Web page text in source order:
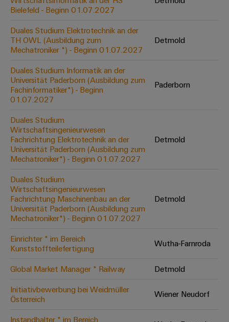
Abwasseraufbereitung
für
die
Wasser-
Abwasserindustrie
Wasserstoff
Wasserstoff
Schlüsseltechnologie
für
die
Energiewende
Effizienter
Betrieb
von
Windparks
Werkzeuge
Automaten
Software
Markierer
Industriedrucker
Cabinet
Infrastructure
Assemblierungsservice
Bestückte
Klemmenleisten
Modifizierte
und
bestückte
Kundenspezifische
Kabelkonfektionierung
Bielefeld - Beginn 01.07.2027
Duales Studium Elektrotechnik an der
TH OWL (Ausbildung zum
Mechatroniker *) - Beginn 01.07.2027
Detmold
Duales Studium Informatik an der
Universität Paderborn (Ausbildung zum
Fachinformatiker*) - Beginn
01.07.2027
Paderborn
Duales Studium
Wirtschaftsingenieurwesen
Fachrichtung Elektrotechnik an der
Universität Paderborn (Ausbildung zum
Mechatroniker*) - Beginn 01.07.2027
Detmold
Duales Studium
Wirtschaftsingenieurwesen
Fachrichtung Maschinenbau an der
Universität Paderborn (Ausbildung zum
Mechatroniker*) - Beginn 01.07.2027
Detmold
Einrichter * im Bereich
Kunststoffteilefertigung
Wutha-Farnroda
Global Market Manager * Railway
Detmold
Initiativbewerbung bei Weidmüller
Österreich
Wiener Neudorf
Instandhalter * im Bereich